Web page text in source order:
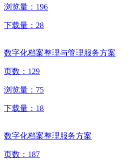
浏览量： 196
下载量： 28
数字化档案整理与管理服务方案
页数： 129
浏览量： 75
下载量： 18
数字化档案整理服务方案
页数： 187